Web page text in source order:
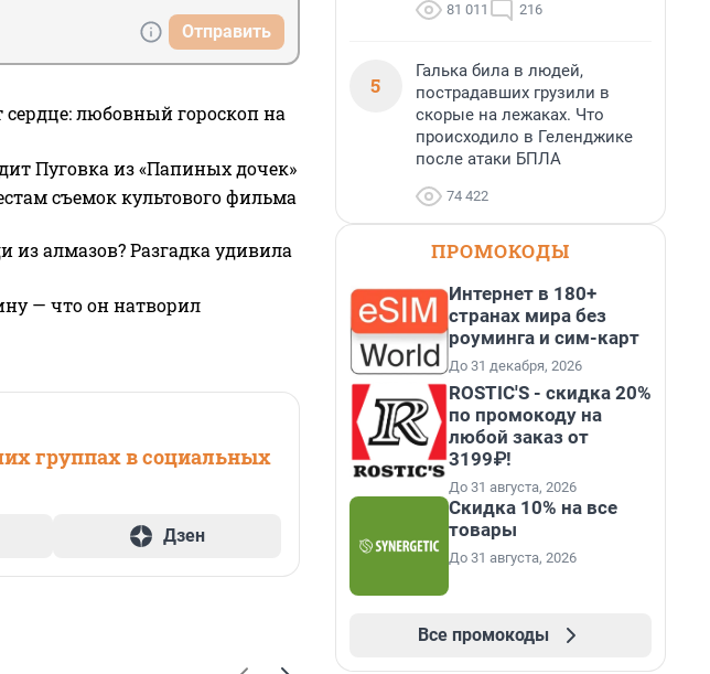
Отправить
любовный гороскоп на
Пуговка из «Папиных дочек»
съемок культового фильма
алмазов? Разгадка удивила
— что он натворил
группах в социальных
Дзен
81 011 216
5
Галька била в людей,
пострадавших грузили в
скорые на лежаках. Что
происходило в Геленджике
после атаки БПЛА
74 422
ПРОМОКОДЫ
Интернет в 180+
странах мира без
роуминга и сим-карт
До 31 декабря, 2026
ROSTIC'S - скидка 20%
по промокоду на
любой заказ от
3199₽!
До 31 августа, 2026
Скидка 10% на все
товары
До 31 августа, 2026
Все промокоды